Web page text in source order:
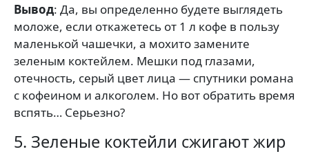
Вывод: Да, вы определенно будете выглядеть
моложе, если откажетесь от 1 л кофе в пользу
маленькой чашечки, а мохито замените
зеленым коктейлем. Мешки под глазами,
отечность, серый цвет лица — спутники романа
с кофеином и алкоголем. Но вот обратить время
вспять… Серьезно?
5. Зеленые коктейли сжигают жир